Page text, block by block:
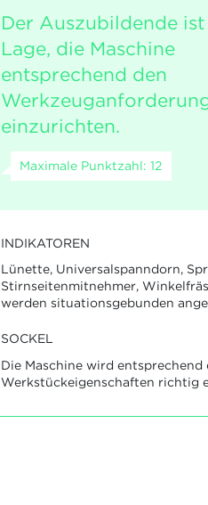
Der Auszubildende
Lage, die Maschine
entsprechend den
einzurichten.
Maximale Punktzahl: 12
INDIKATOREN
Lünette, Universalspanndorn,
Stirnseitenmitnehmer,
werden situationsgebunden
SOCKEL
Die Maschine wird entsprechend
Werkstückeigenschaften richtig